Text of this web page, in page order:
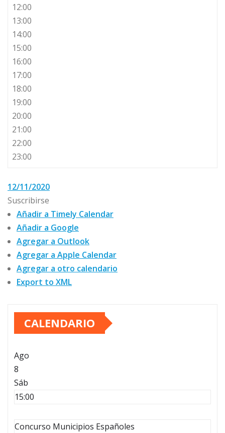
12:00
13:00
14:00
15:00
16:00
17:00
18:00
19:00
20:00
21:00
22:00
23:00
12/11/2020
Suscribirse
Añadir a Timely Calendar
Añadir a Google
Agregar a Outlook
Agregar a Apple Calendar
Agregar a otro calendario
Export to XML
CALENDARIO
Ago
8
Sáb
15:00
Concurso Municipios Españoles